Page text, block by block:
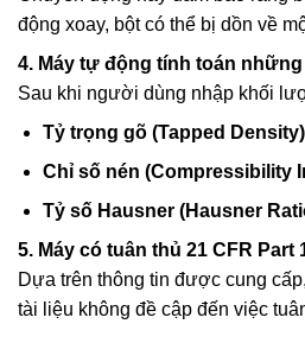
động xoay, bột có thể bị dồn về
4. Máy tự động tính toán
Sau khi người dùng nhập khối
Tỷ trọng gõ (Tapped Density)
Chỉ số nén (Compressibility
Tỷ số Hausner (Hausner
5. Máy có tuân thủ 21 CFR Part
Dựa trên thông tin được cung
tài liệu không đề cập đến việc